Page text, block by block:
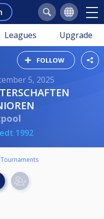
Leagues Upgrade
FOLLOW
5, 2025
1992
Tournaments